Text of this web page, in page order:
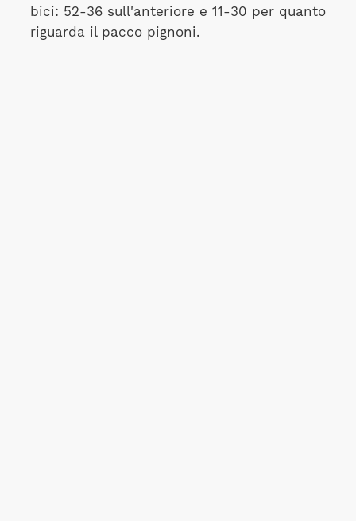
bici: 52-36 sull'anteriore e 11-30 per quanto
riguarda il pacco pignoni.